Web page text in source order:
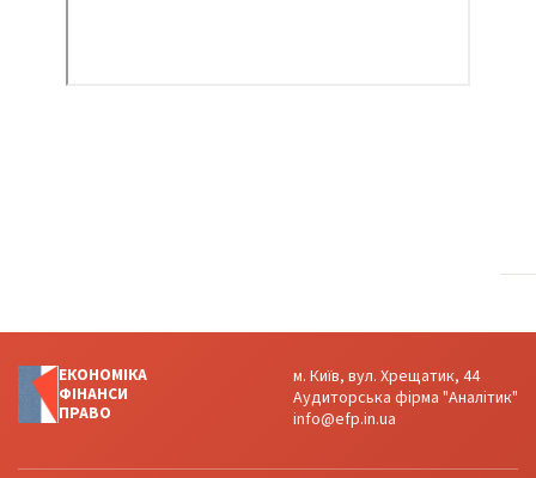
ЕКОНОМІКА
ФІНАНСИ
ПРАВО
м. Київ, вул. Хрещатик, 44
Аудиторська фірма "Аналітик"
info@efp.in.ua